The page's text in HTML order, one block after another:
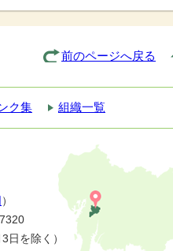
前のページへ戻る
ク集 組織一覧
）
日を除く）